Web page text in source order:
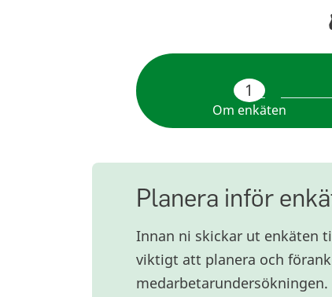
1
Om enkäten
Planera inför
Innan ni skickar ut enkäten
viktigt att planera och
medarbetarundersökningen.